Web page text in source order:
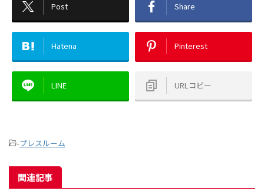
Post Share
Hatena Pinterest
LINE URLコピー
-プレスルーム
関連記事